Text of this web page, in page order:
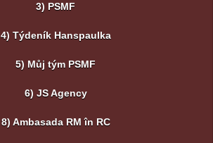
3) PSMF
4) Týdeník Hanspaulka
5) Můj tým PSMF
6) JS Agency
8) Ambasada RM în RC